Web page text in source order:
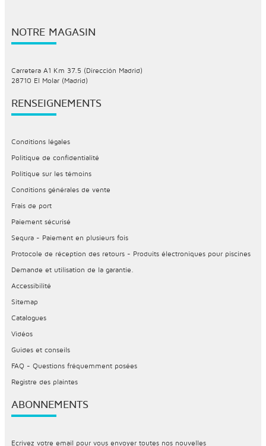
NOTRE MAGASIN
Carretera A1 Km 37.5 (Dirección Madrid)
28710 El Molar (Madrid)
RENSEIGNEMENTS
Conditions légales
Politique de confidentialité
Politique sur les témoins
Conditions générales de vente
Frais de port
Paiement sécurisé
Sequra - Paiement en plusieurs fois
Protocole de réception des retours - Produits électroniques pour piscines
Demande et utilisation de la garantie.
Accessibilité
Sitemap
Catalogues
Vidéos
Guides et conseils
FAQ - Questions fréquemment posées
Registre des plaintes
ABONNEMENTS
Ecrivez votre email pour vous envoyer toutes nos nouvelles